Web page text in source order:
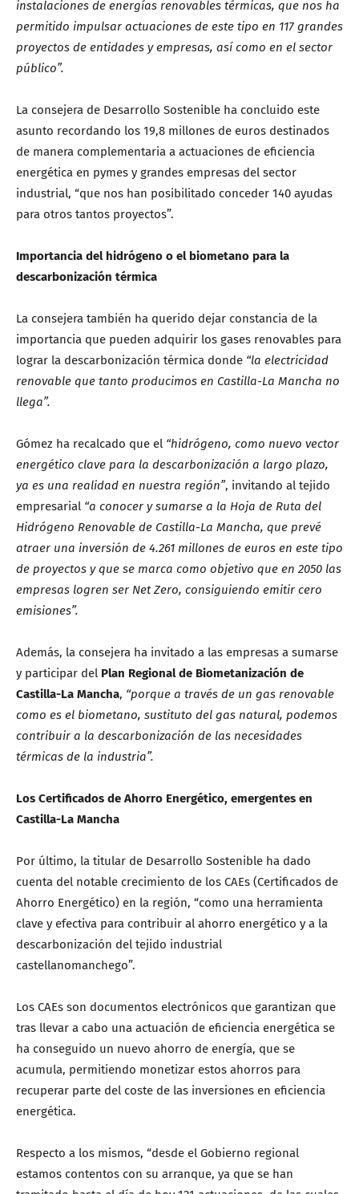
instalaciones de energías renovables térmicas, que nos ha
permitido impulsar actuaciones de este tipo en 117 grandes
proyectos de entidades y empresas, así como en el sector
público”.
La consejera de Desarrollo Sostenible ha concluido este
asunto recordando los 19,8 millones de euros destinados
de manera complementaria a actuaciones de eficiencia
energética en pymes y grandes empresas del sector
industrial, “que nos han posibilitado conceder 140 ayudas
para otros tantos proyectos”.
Importancia del hidrógeno o el biometano para la
descarbonización térmica
La consejera también ha querido dejar constancia de la
importancia que pueden adquirir los gases renovables para
lograr la descarbonización térmica donde “la electricidad
renovable que tanto producimos en Castilla-La Mancha no
llega”.
Gómez ha recalcado que el “hidrógeno, como nuevo vector
energético clave para la descarbonización a largo plazo,
ya es una realidad en nuestra región”, invitando al tejido
empresarial “a conocer y sumarse a la Hoja de Ruta del
Hidrógeno Renovable de Castilla-La Mancha, que prevé
atraer una inversión de 4.261 millones de euros en este tipo
de proyectos y que se marca como objetivo que en 2050 las
empresas logren ser Net Zero, consiguiendo emitir cero
emisiones”.
Además, la consejera ha invitado a las empresas a sumarse
y participar del Plan Regional de Biometanización de
Castilla-La Mancha, “porque a través de un gas renovable
como es el biometano, sustituto del gas natural, podemos
contribuir a la descarbonización de las necesidades
térmicas de la industria”.
Los Certificados de Ahorro Energético, emergentes en
Castilla-La Mancha
Por último, la titular de Desarrollo Sostenible ha dado
cuenta del notable crecimiento de los CAEs (Certificados de
Ahorro Energético) en la región, “como una herramienta
clave y efectiva para contribuir al ahorro energético y a la
descarbonización del tejido industrial
castellanomanchego”.
Los CAEs son documentos electrónicos que garantizan que
tras llevar a cabo una actuación de eficiencia energética se
ha conseguido un nuevo ahorro de energía, que se
acumula, permitiendo monetizar estos ahorros para
recuperar parte del coste de las inversiones en eficiencia
energética.
Respecto a los mismos, “desde el Gobierno regional
estamos contentos con su arranque, ya que se han